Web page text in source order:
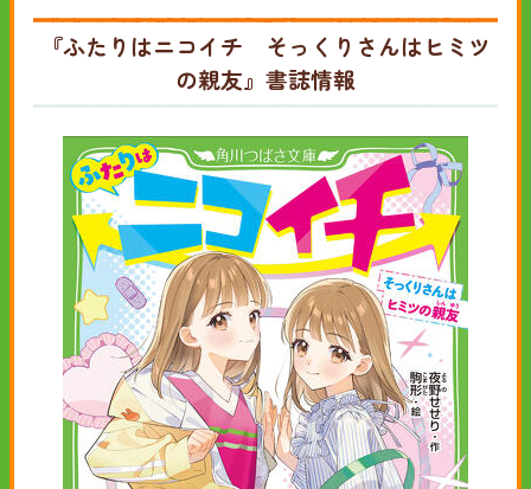
『ふたりはニコイチ そっくりさんはヒミツ
の親友』書誌情報